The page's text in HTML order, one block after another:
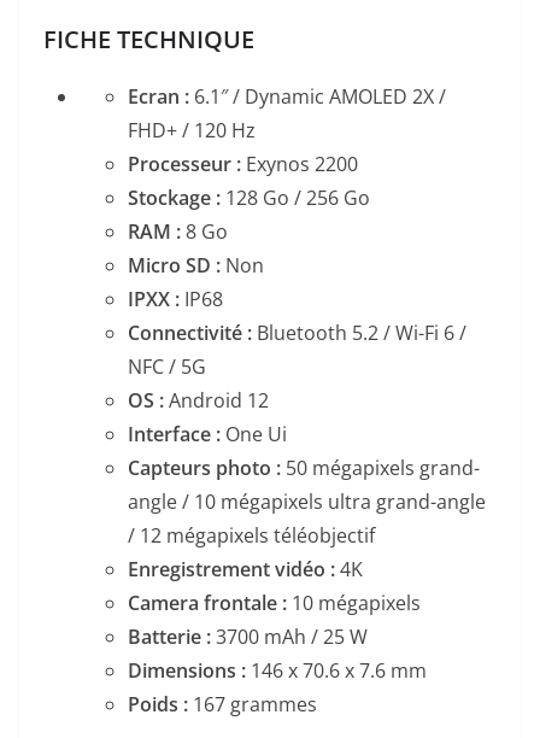
FICHE TECHNIQUE
Ecran : 6.1″ / Dynamic AMOLED 2X /
FHD+ / 120 Hz
Processeur : Exynos 2200
Stockage : 128 Go / 256 Go
RAM :8 Go
Micro SD : Non
IPXX : IP68
Connectivité : Bluetooth 5.2 / Wi-Fi 6 /
NFC / 5G
OS :Android 12
Interface : One Ui
Capteurs photo : 50 mégapixels grand-
angle / 10 mégapixels ultra grand-angle
/ 12 mégapixels téléobjectif
Enregistrement vidéo :4K
Camera frontale : 10 mégapixels
Batterie :3700 mAh / 25 W
Dimensions : 146 x 70.6 x 7.6 mm
Poids : 167 grammes